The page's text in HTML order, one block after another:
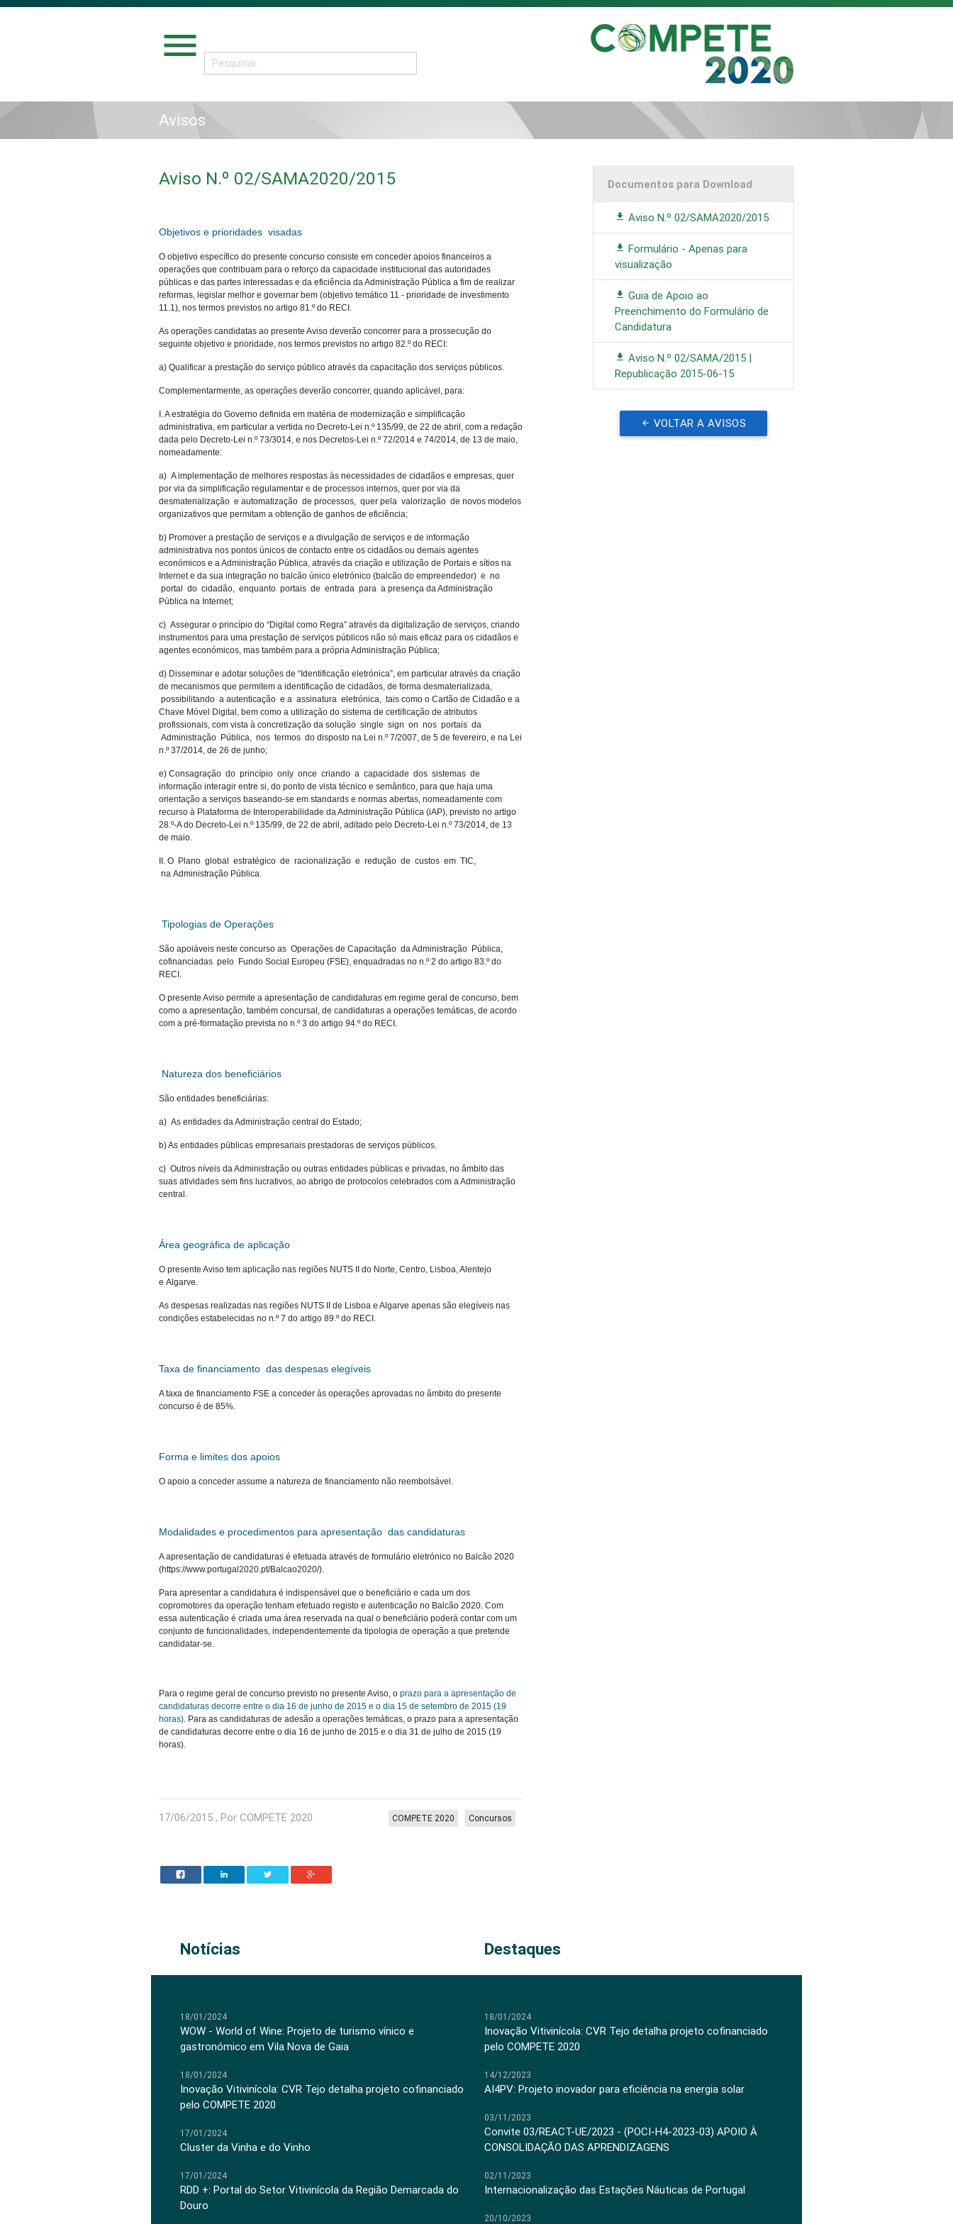
menu
Avisos
Aviso N.º 02/SAMA2020/2015
Objetivos e prioridades visadas
O objetivo específico do presente concurso consiste em conceder apoios financeiros a
operações que contribuam para o reforço da capacidade institucional das autoridades
públicas e das partes interessadas e da eficiência da Administração Pública a fim de realizar
reformas, legislar melhor e governar bem (objetivo temático 11 - prioridade de investimento
11.1), nos termos previstos no artigo 81.º do RECI.
As operações candidatas ao presente Aviso deverão concorrer para a prossecução do
seguinte objetivo e prioridade, nos termos previstos no artigo 82.º do RECI:
a) Qualificar a prestação do serviço público através da capacitação dos serviços públicos.
Complementarmente, as operações deverão concorrer, quando aplicável, para:
I. A estratégia do Governo definida em matéria de modernização e simplificação
administrativa, em particular a vertida no Decreto-Lei n.º 135/99, de 22 de abril, com a redação
dada pelo Decreto-Lei n.º 73/3014, e nos Decretos-Lei n.º 72/2014 e 74/2014, de 13 de maio,
nomeadamente:
a) A implementação de melhores respostas às necessidades de cidadãos e empresas, quer
por via da simplificação regulamentar e de processos internos, quer por via da
desmaterialização e automatização de processos, quer pela valorização de novos modelos
organizativos que permitam a obtenção de ganhos de eficiência;
b) Promover a prestação de serviços e a divulgação de serviços e de informação
administrativa nos pontos únicos de contacto entre os cidadãos ou demais agentes
económicos e a Administração Pública, através da criação e utilização de Portais e sítios na
Internet e da sua integração no balcão único eletrónico (balcão do empreendedor) e no
portal do cidadão, enquanto portais de entrada para a presença da Administração
Pública na Internet;
c) Assegurar o princípio do “Digital como Regra” através da digitalização de serviços, criando
instrumentos para uma prestação de serviços públicos não só mais eficaz para os cidadãos e
agentes económicos, mas também para a própria Administração Pública;
d) Disseminar e adotar soluções de “Identificação eletrónica”, em particular através da criação
de mecanismos que permitem a identificação de cidadãos, de forma desmaterializada,
possibilitando a autenticação e a assinatura eletrónica, tais como o Cartão de Cidadão e a
Chave Móvel Digital, bem como a utilização do sistema de certificação de atributos
profissionais, com vista à concretização da solução single sign on nos portais da
Administração Pública, nos termos do disposto na Lei n.º 7/2007, de 5 de fevereiro, e na Lei
n.º 37/2014, de 26 de junho;
e) Consagração do princípio only once criando a capacidade dos sistemas de
informação interagir entre si, do ponto de vista técnico e semântico, para que haja uma
orientação a serviços baseando-se em standards e normas abertas, nomeadamente com
recurso à Plataforma de Interoperabilidade da Administração Pública (iAP), previsto no artigo
28.º-A do Decreto-Lei n.º 135/99, de 22 de abril, aditado pelo Decreto-Lei n.º 73/2014, de 13
de maio.
II. O Plano global estratégico de racionalização e redução de custos em TIC,
na Administração Pública.
Tipologias de Operações
São apoiáveis neste concurso as Operações de Capacitação da Administração Pública,
cofinanciadas pelo Fundo Social Europeu (FSE), enquadradas no n.º 2 do artigo 83.º do
RECI.
O presente Aviso permite a apresentação de candidaturas em regime geral de concurso, bem
como a apresentação, também concursal, de candidaturas a operações temáticas, de acordo
com a pré-formatação prevista no n.º 3 do artigo 94.º do RECI.
Natureza dos beneficiários
São entidades beneficiárias:
a) As entidades da Administração central do Estado;
b) As entidades públicas empresariais prestadoras de serviços públicos.
c) Outros níveis da Administração ou outras entidades públicas e privadas, no âmbito das
suas atividades sem fins lucrativos, ao abrigo de protocolos celebrados com a Administração
central.
Área geográfica de aplicação
O presente Aviso tem aplicação nas regiões NUTS II do Norte, Centro, Lisboa, Alentejo
e Algarve.
As despesas realizadas nas regiões NUTS II de Lisboa e Algarve apenas são elegíveis nas
condições estabelecidas no n.º 7 do artigo 89.º do RECI.
Taxa de financiamento das despesas elegíveis
A taxa de financiamento FSE a conceder às operações aprovadas no âmbito do presente
concurso é de 85%.
Forma e limites dos apoios
O apoio a conceder assume a natureza de financiamento não reembolsável.
Modalidades e procedimentos para apresentação das candidaturas
A apresentação de candidaturas é efetuada através de formulário eletrónico no Balcão 2020
(https://www.portugal2020.pt/Balcao2020/).
Para apresentar a candidatura é indispensável que o beneficiário e cada um dos
copromotores da operação tenham efetuado registo e autenticação no Balcão 2020. Com
essa autenticação é criada uma área reservada na qual o beneficiário poderá contar com um
conjunto de funcionalidades, independentemente da tipologia de operação a que pretende
candidatar-se.
Para o regime geral de concurso previsto no presente Aviso, oprazo para a apresentação de
candidaturas decorre entre o dia 16 de junho de 2015 e o dia 15 de setembro de 2015 (19
horas). Para as candidaturas de adesão a operações temáticas, o prazo para a apresentação
de candidaturas decorre entre o dia 16 de junho de 2015 e o dia 31 de julho de 2015 (19
horas).
17/06/2015 , Por COMPETE 2020 Concursos
COMPETE 2020
Documentos para Download
Aviso N.º 02/SAMA2020/2015
Formulário - Apenas para
visualização
Guia de Apoio ao
Preenchimento do Formulário de
Candidatura
Aviso N.º 02/SAMA/2015 |
Republicação 2015-06-15
VOLTAR A AVISOS
Notícias Destaques
18/01/2024
WOW - World of Wine: Projeto de turismo vínico e
gastronómico em Vila Nova de Gaia
18/01/2024
Inovação Vitivinícola: CVR Tejo detalha projeto cofinanciado
pelo COMPETE 2020
17/01/2024
Cluster da Vinha e do Vinho
17/01/2024
RDD +: Portal do Setor Vitivinícola da Região Demarcada do
Douro
18/01/2024
Inovação Vitivinícola: CVR Tejo detalha projeto cofinanciado
pelo COMPETE 2020
14/12/2023
AI4PV: Projeto inovador para eficiência na energia solar
03/11/2023
Convite 03/REACT-UE/2023 - (POCI-H4-2023-03) APOIO À
CONSOLIDAÇÃO DAS APRENDIZAGENS
02/11/2023
Internacionalização das Estações Náuticas de Portugal
20/10/2023